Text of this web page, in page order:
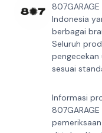
Indonesia
berbagai
Seluruh
pengecekan
sesuai
Informasi